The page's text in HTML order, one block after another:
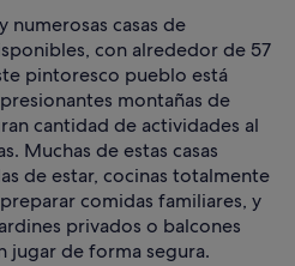
numerosas casas de
con alrededor de 57
pintoresco pueblo está
montañas de
cantidad de actividades al
Muchas de estas casas
de estar, cocinas totalmente
comidas familiares, y
privados o balcones
jugar de forma segura.